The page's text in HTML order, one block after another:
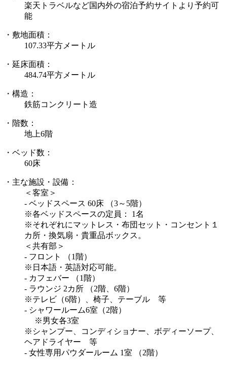
楽天トラベルなど国内外の宿泊予約サイトより予約可
能
・敷地面積：
107.33平方メートル
・延床面積：
484.74平方メートル
・構造：
鉄筋コンクリート造
・階数：
地上6階
・ベッド数：
60床
・主な施設・設備：
＜客室＞
- ベッドスペース 60床 （3～5階）
※各ベッドスペースの定員： 1名
※それぞれにマットレス・布団セット・コンセント１
カ所・換気扇・貴重品ボックス。
＜共有部＞
- フロント （1階）
※日本語・英語対応可能。
- カフェバー （1階）
- ラウンジ 2カ所 （2階、6階）
※テレビ（6階）、椅子、テーブル 等
- シャワールーム6室（2階）
※男女各3室
※シャンプー、コンディショナー、ボディーソープ、
ヘアドライヤー 等
- 女性専用パウダールーム 1室 （2階）